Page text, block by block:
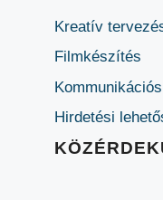
Kreatív
Filmkészítés
Hirdetési